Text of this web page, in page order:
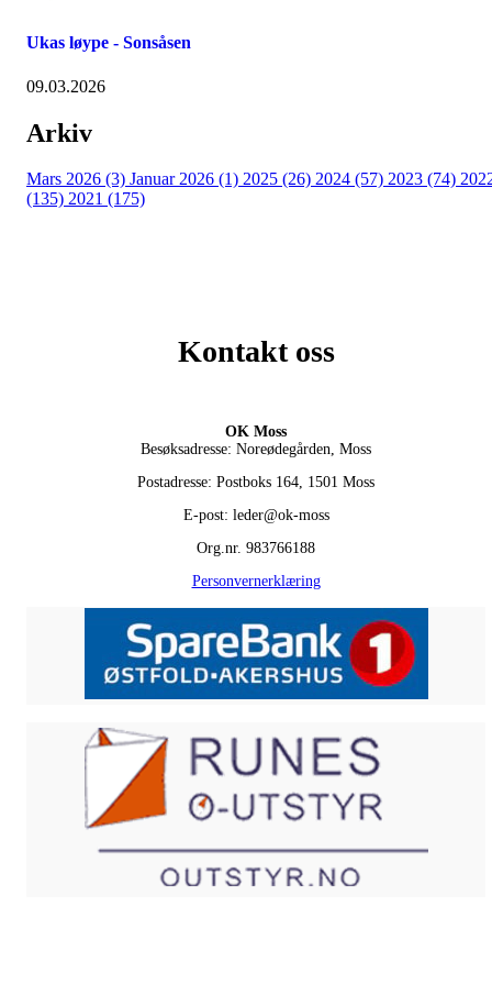
Ukas løype - Sonsåsen
09.03.2026
Arkiv
Mars 2026 (3) Januar 2026 (1) 2025 (26) 2024 (57) 2023 (74)
(135) 2021 (175)
Kontakt oss
OK Moss
Besøksadresse: Noreødegården, Moss
Postadresse: Postboks 164, 1501 Moss
E-post: leder@ok-moss
Org.nr. 983766188
Personvernerklæring